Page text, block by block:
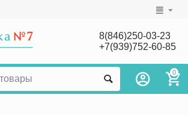
8(846)250-03-23
+7(939)752-60-85
0